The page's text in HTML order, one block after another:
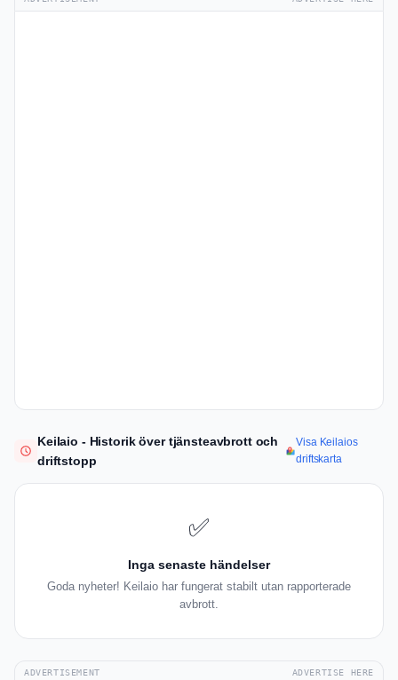
Keilaio - Historik över tjänsteavbrott och
driftstopp
Visa Keilaios
driftskarta
✅
Inga senaste händelser
Goda nyheter! Keilaio har fungerat stabilt utan rapporterade
avbrott.
ADVERTISEMENT ADVERTISE HERE